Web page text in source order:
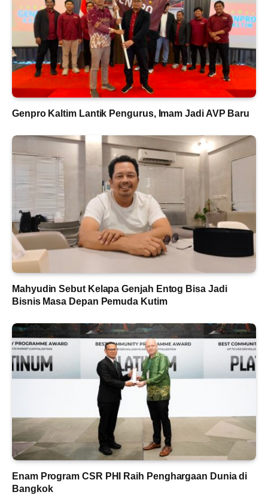
Genpro Kaltim Lantik Pengurus, Imam Jadi AVP Baru
Mahyudin Sebut Kelapa Genjah Entog Bisa Jadi
Bisnis Masa Depan Pemuda Kutim
Enam Program CSR PHI Raih Penghargaan Dunia di
Bangkok